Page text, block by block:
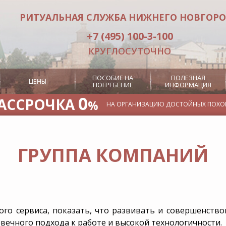
РИТУАЛЬНАЯ СЛУЖБА НИЖНЕГО
+7 (495) 100-3-100
КРУГЛОСУТОЧНО
Услуги
церемониймейстера
Заказ ритуального лифта
Место на
ЦЕНЫ ПОСОБИЕ НА
ПОГРЕБЕНИЕ
ПОЛЕЗНАЯ
ИНФОРМАЦИЯ
0% НА ОРГАНИЗАЦИЮ ДОСТОЙНЫХ
ГРУППА КОМПАНИЙ
сервиса, показать, что развивать и
подхода к работе и высокой технологичности.